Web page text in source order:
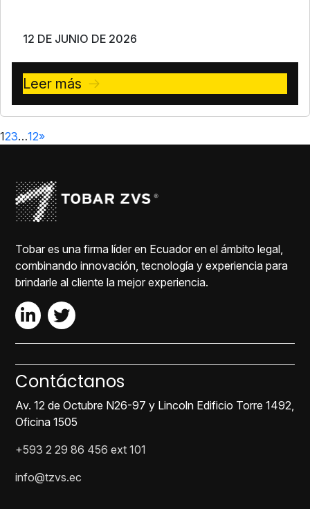
12 DE JUNIO DE 2026
Leer más
123…12»
Tobar es una firma líder en Ecuador en el ámbito legal,
combinando innovación, tecnología y experiencia para
brindarle al cliente la mejor experiencia.
Contáctanos
Av. 12 de Octubre N26-97 y Lincoln Edificio Torre 1492,
Oficina 1505
+593 2 29 86 456 ext 101
info@tzvs.ec